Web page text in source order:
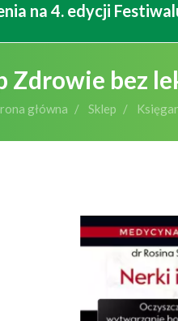
na 4. edycji
Zdrowie bez
główna Sklep